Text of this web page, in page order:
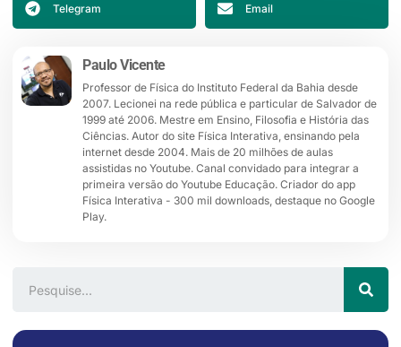
Telegram Email
Paulo Vicente
Professor de Física do Instituto Federal da Bahia desde
2007. Lecionei na rede pública e particular de Salvador de
1999 até 2006. Mestre em Ensino, Filosofia e História das
Ciências. Autor do site Física Interativa, ensinando pela
internet desde 2004. Mais de 20 milhões de aulas
assistidas no Youtube. Canal convidado para integrar a
primeira versão do Youtube Educação. Criador do app
Física Interativa - 300 mil downloads, destaque no Google
Play.